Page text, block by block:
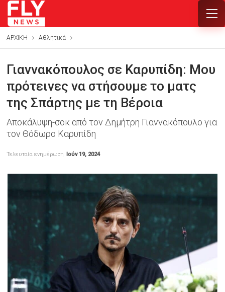
ΑΡΧΙΚΗ Αθλητικά
Γιαννακόπουλος σε Καρυπίδη: Μου
πρότεινες να στήσουμε το ματς
της Σπάρτης με τη Βέροια
Αποκάλυψη-σοκ από τον Δημήτρη Γιαννακόπουλο για
τον Θόδωρο Καρυπίδη
Τελευταία ενημέρωση Ιούν 19, 2024